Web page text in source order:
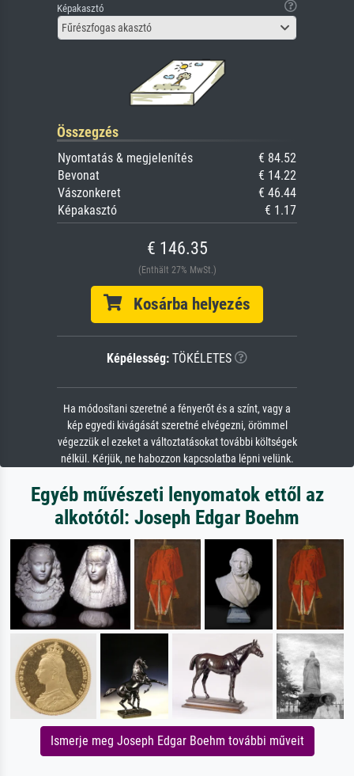
Képakasztó
Fűrészfogas akasztó
Összegzés
Nyomtatás & megjelenítés
€ 84.52
Bevonat
€ 14.22
Vászonkeret
€ 46.44
Képakasztó
€ 1.17
€ 146.35
(Enthält 27% MwSt.)
Kosárba helyezés
Képélesség: TÖKÉLETES
Ha módosítani szeretné a fényerőt és a színt, vagy a
kép egyedi kivágását szeretné elvégezni, örömmel
végezzük el ezeket a változtatásokat további költségek
nélkül. Kérjük, ne habozzon kapcsolatba lépni velünk.
Egyéb művészeti lenyomatok ettől az
alkotótól: Joseph Edgar Boehm
Ismerje meg Joseph Edgar Boehm további műveit